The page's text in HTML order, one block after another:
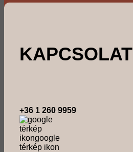
KAPCSOLAT
+36 1 260 9959